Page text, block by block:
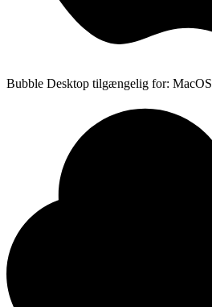
Bubble Desktop tilgængelig for: MacOS